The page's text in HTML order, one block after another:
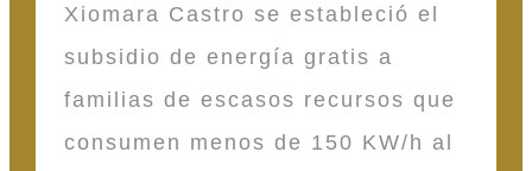
Xiomara Castro se estableció el
subsidio de energía gratis a
familias de escasos recursos que
consumen menos de 150 KW/h al